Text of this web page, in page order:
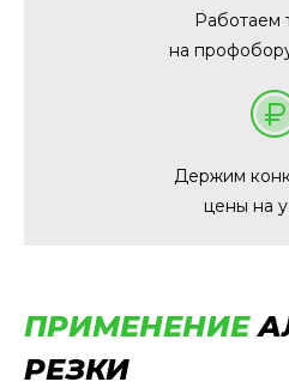
Работаем
на
Держим
цены на
ПРИМЕНЕНИЕ
РЕЗКИ